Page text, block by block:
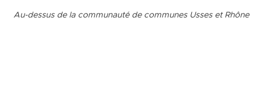
Au-dessus de la communauté de communes Usses et Rhône